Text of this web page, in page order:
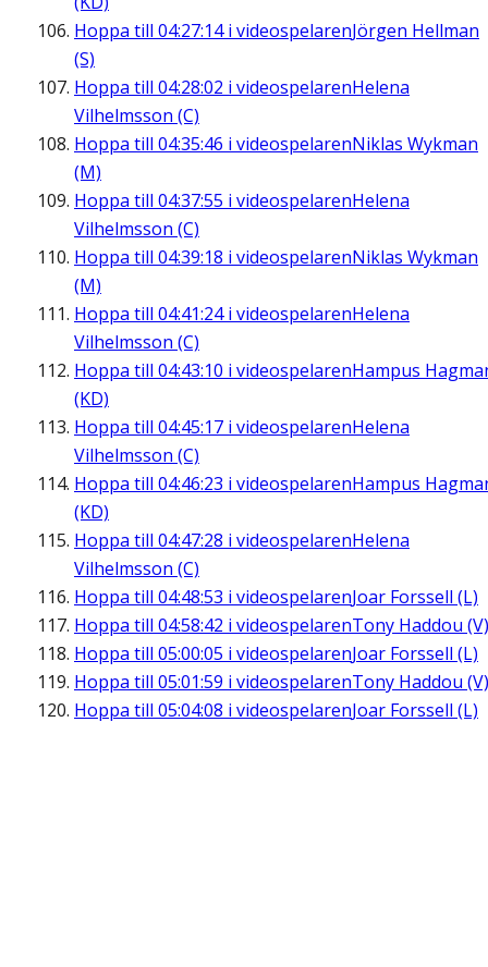
Hoppa till 04:27:14i videospelarenJörgen Hellman
(S)
Hoppa till 04:28:02 i videospelarenHelena
Vilhelmsson (C)
Hoppa till 04:35:46 i videospelarenNiklas Wykman
(M)
Hoppa till 04:37:55 i videospelarenHelena
Vilhelmsson (C)
Hoppa till 04:39:18 i videospelarenNiklas Wykman
(M)
Hoppa till 04:41:24i videospelarenHelena
Vilhelmsson (C)
Hoppa till 04:43:10 i videospelarenHampus
(KD)
Hoppa till 04:45:17 i videospelarenHelena
Vilhelmsson (C)
Hoppa till 04:46:23 i videospelarenHampus
(KD)
Hoppa till 04:47:28 i videospelarenHelena
Vilhelmsson (C)
Hoppa till 04:48:53 i videospelarenJoar Forssell (L)
Hoppa till 04:58:42 i videospelarenTony Haddou (V)
Hoppa till 05:00:05 i videospelarenJoar Forssell (L)
Hoppa till 05:01:59 i videospelarenTony Haddou (V)
Hoppa till 05:04:08 i videospelarenJoar Forssell (L)